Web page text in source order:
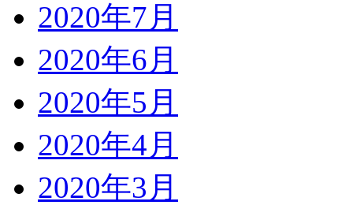
2020年7月
2020年6月
2020年5月
2020年4月
2020年3月